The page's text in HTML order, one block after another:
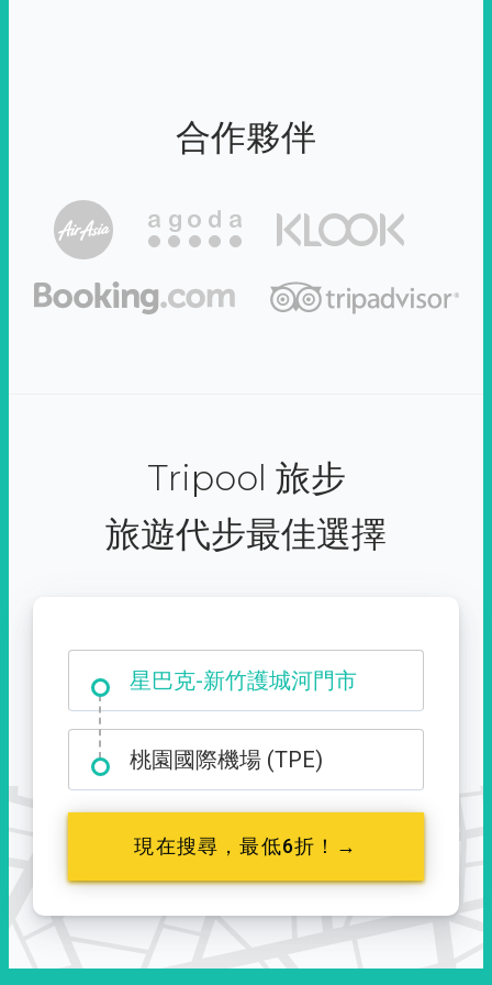
合作夥伴
Tripool 旅步
旅遊代步最佳選擇
星巴克-新竹護城河門市
大霸尖山登山口
桃園國際機場 (TPE)
現在搜尋，最低6折！→